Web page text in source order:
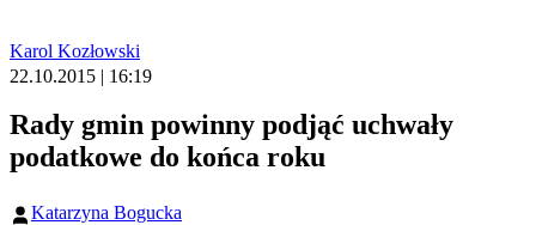
Karol Kozłowski
22.10.2015 | 16:19
Rady gmin powinny podjąć uchwały
podatkowe do końca roku
Katarzyna Bogucka